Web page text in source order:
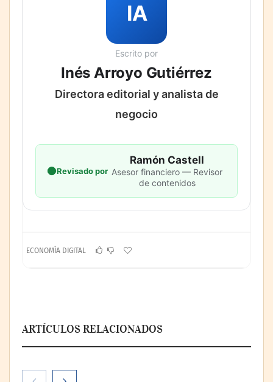
IA
Escrito por
Inés Arroyo Gutiérrez
Directora editorial y analista de
negocio
Revisado por
Ramón Castell
Asesor financiero — Revisor
de contenidos
ECONOMÍA DIGITAL
ARTÍCULOS RELACIONADOS